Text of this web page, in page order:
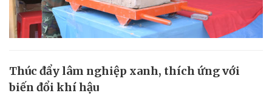
Thúc đẩy lâm nghiệp xanh, thích ứng với
biến đổi khí hậu